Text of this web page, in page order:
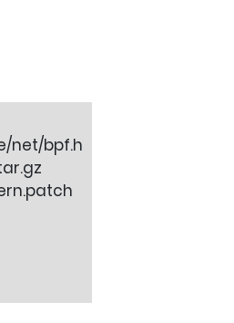
net/bpf.h